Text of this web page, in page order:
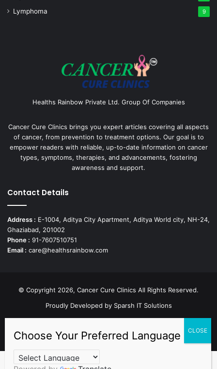
Lymphoma 9
Healths Rainbow Private Ltd. Group Of Companies
Cancer Cure Clinics brings you expert articles covering all aspects
of cancer, from prevention to treatment options. Our goal is to
empower readers with reliable, up-to-date information on cancer
types, symptoms, therapies, and advancements, fostering
awareness and support.
Contact Details
Address : E-1004, Aditya City Apartment, Aditya World city, NH-24,
Ghaziabad, 201002
Phone : 91-7607510751
Email : care@healthsrainbow.com
© Copyright 2026, Cancer Cure Clinics All Rights Reserved.
Proudly Developed by Sparsh IT Solutions
Facebook PinterestLinkedIn Instagram
TikTok